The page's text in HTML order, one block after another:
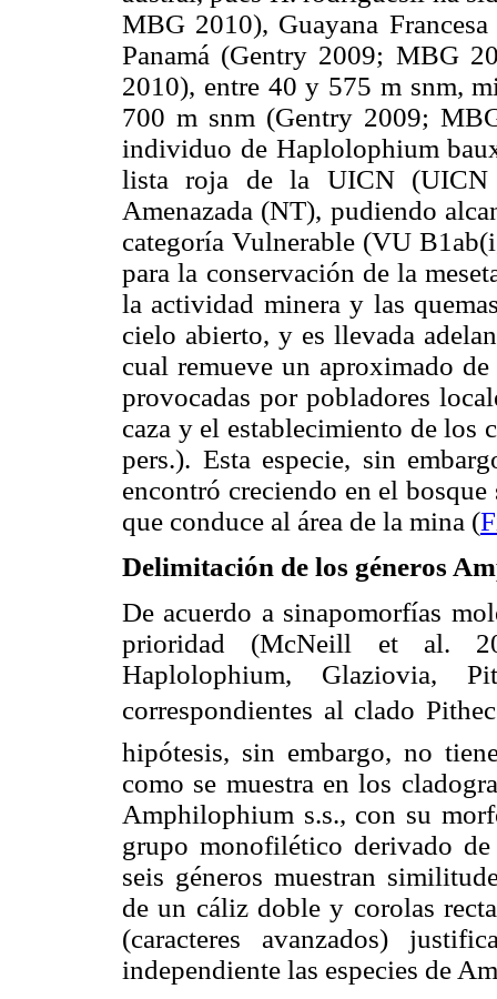
MBG 2010), Guayana
Panamá (Gentry 2009; MBG
2010), entre 40 y 575 m snm,
700 m snm (Gentry 2009;
individuo de Haplolophium
lista roja de la UICN (UICN
Amenazada (NT), pudiendo
categoría Vulnerable (VU
para la conservación de la
la actividad minera y las
cielo abierto, y es llevada
cual remueve un aproximado
provocadas por pobladores
caza y el establecimiento de
pers.). Esta especie, sin
encontró creciendo en el
que conduce al área de la mina (
Delimitación de los géneros
De acuerdo a sinapomorfías
prioridad (McNeill et al.
Haplolophium, Glaziovia,
correspondientes al clado
hipótesis, sin embargo, no
como se muestra en los
Amphilophium s.s., con su
grupo monofilético derivado
seis géneros muestran
de un cáliz doble y corolas
(caracteres avanzados)
independiente las especies de